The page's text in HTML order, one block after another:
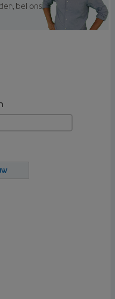
bel ons